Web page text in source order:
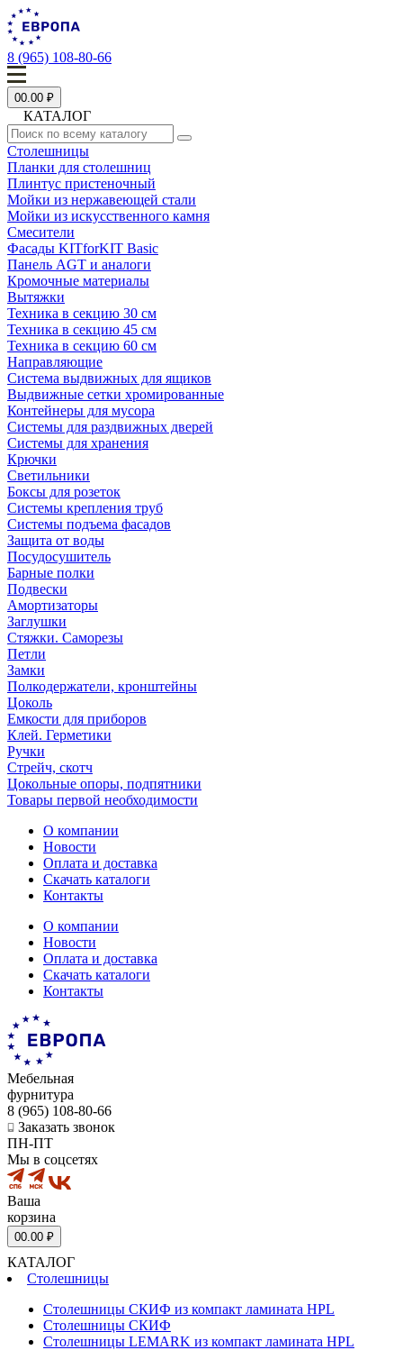
8 (965) 108-80-66
00.00 ₽
КАТАЛОГ
Столешницы
Планки для столешниц
Плинтус пристеночный
Мойки из нержавеющей стали
Мойки из искусственного камня
Смесители
Фасады KITforKIT Basic
Панель AGT и аналоги
Кромочные материалы
Вытяжки
Техника в секцию 30 см
Техника в секцию 45 см
Техника в секцию 60 см
Направляющие
Система выдвижных для ящиков
Выдвижные сетки хромированные
Контейнеры для мусора
Системы для раздвижных дверей
Системы для хранения
Крючки
Светильники
Боксы для розеток
Системы крепления труб
Системы подъема фасадов
Защита от воды
Посудосушитель
Барные полки
Подвески
Амортизаторы
Заглушки
Стяжки. Саморезы
Петли
Замки
Полкодержатели, кронштейны
Цоколь
Емкости для приборов
Клей. Герметики
Ручки
Стрейч, скотч
Цокольные опоры, подпятники
Товары первой необходимости
О компании
Новости
Оплата и доставка
Скачать каталоги
Контакты
О компании
Новости
Оплата и доставка
Скачать каталоги
Контакты
Мебельная
фурнитура
8 (965) 108-80-66
Заказать звонок
ПН-ПТ
Мы в соцсетях
Ваша
корзина
00.00 ₽
КАТАЛОГ
Столешницы
Столешницы СКИФ из компакт ламината HPL
Столешницы СКИФ
Столешницы LEMARK из компакт ламината HPL